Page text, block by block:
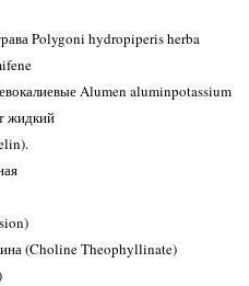
Polygoni hydropiperis herba
Alumen aluminpotassium
жидкий
(Choline Theophyllinate)